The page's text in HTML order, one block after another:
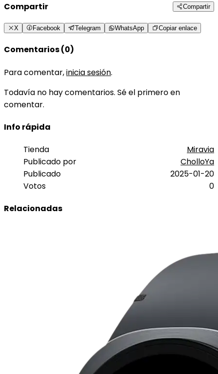
Compartir Compartir
X Facebook Telegram WhatsApp Copiar enlace
Comentarios (0)
Para comentar,inicia sesión.
Todavía no hay comentarios. Sé el primero en
comentar.
Info rápida
Tienda
Miravia
Publicado por
CholloYa
Publicado
2025-01-20
Votos
0
Relacionadas